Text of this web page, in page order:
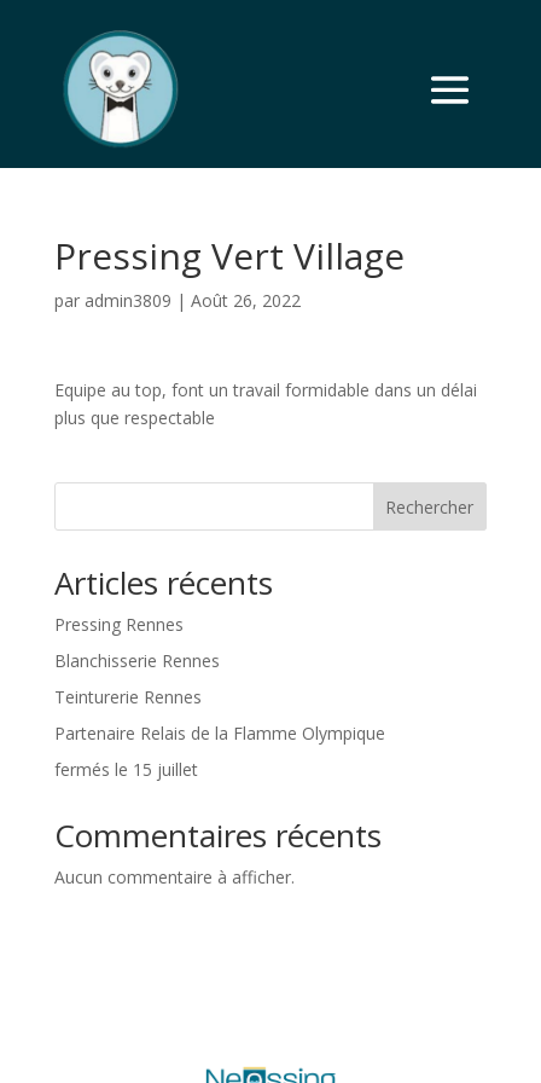
Pressing Vert Village
par admin3809 | Août 26, 2022
Equipe au top, font un travail formidable dans un délai
plus que respectable
Rechercher
Articles récents
Pressing Rennes
Blanchisserie Rennes
Teinturerie Rennes
Partenaire Relais de la Flamme Olympique
fermés le 15 juillet
Commentaires récents
Aucun commentaire à afficher.